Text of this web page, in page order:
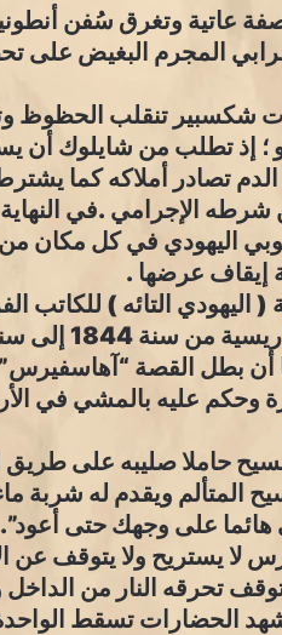
عاتية وتغرق سُفن
المجرم البغيض على
تنقلب الحظوظ
؛ إذ تطلب من شايلوك أن
تصادر أملاكه كما
الإجرامي .في
اليهودي في كل مكان
إيقاف عرضها .
اليهودي التائه )
أن بطل القصة
وحكم عليه بالمشي في
حاملا صليبه على
المتألم ويقدم له شربة
على وجهك حتى أعود”.
لا يستريح ولا يتوقف
تحرقه النار من
الحضارات تسقط